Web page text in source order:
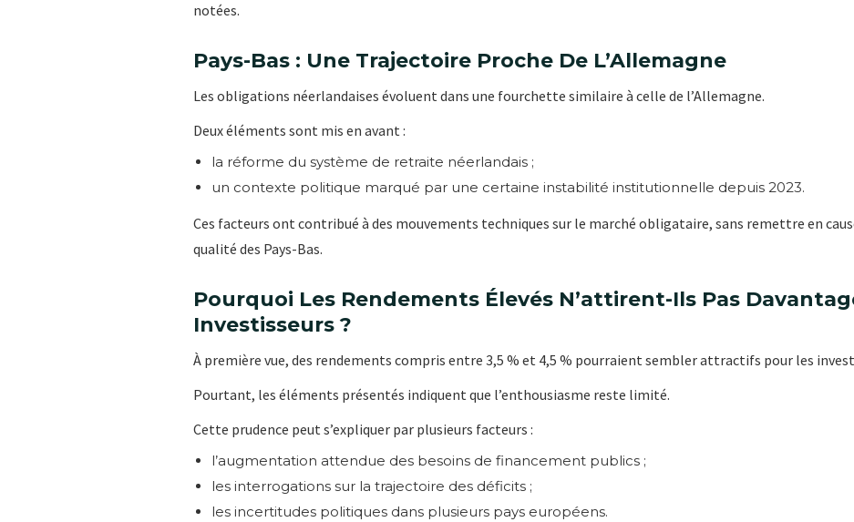
notées.
Pays-Bas : Une Trajectoire Proche De L’Allemagne
Les obligations néerlandaises évoluent dans une fourchette similaire à celle de l’Allemagne.
Deux éléments sont mis en avant :
la réforme du système de retraite néerlandais ;
un contexte politique marqué par une certaine instabilité institutionnelle depuis 2023.
Ces facteurs ont contribué à des mouvements techniques sur le marché obligataire, sans remettre en
qualité des Pays-Bas.
Pourquoi Les Rendements Élevés N’attirent-Ils Pas
Investisseurs ?
À première vue, des rendements compris entre 3,5 % et 4,5 % pourraient sembler attractifs pour les
Pourtant, les éléments présentés indiquent que l’enthousiasme reste limité.
Cette prudence peut s’expliquer par plusieurs facteurs :
l’augmentation attendue des besoins de financement publics ;
les interrogations sur la trajectoire des déficits ;
les incertitudes politiques dans plusieurs pays européens.